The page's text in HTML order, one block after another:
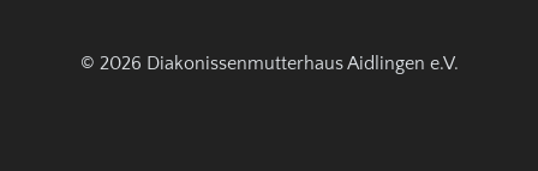
© 2026 Diakonissenmutterhaus Aidlingen e.V.